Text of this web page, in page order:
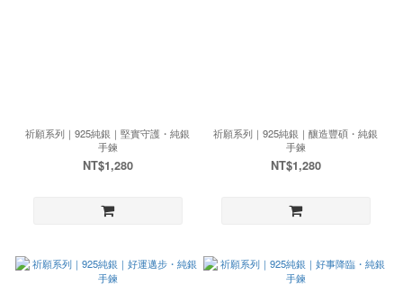
祈願系列｜925純銀｜堅實守護・純銀
手鍊
NT$1,280
祈願系列｜925純銀｜釀造豐碩・純銀
手鍊
NT$1,280